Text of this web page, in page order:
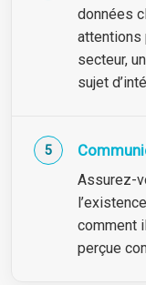
données
attentions
secteur,
sujet
Assurez-
comment
perçue